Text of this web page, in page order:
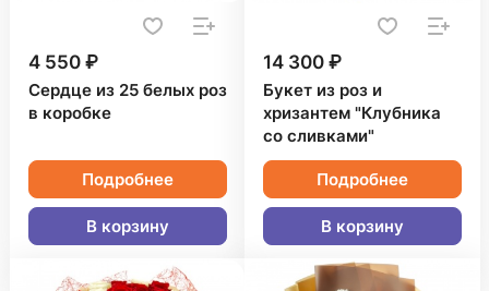
4 550 ₽
Сердце из 25 белых роз
в коробке
Подробнее
В корзину
14 300 ₽
Букет из роз и
хризантем "Клубника
со сливками"
Подробнее
В корзину